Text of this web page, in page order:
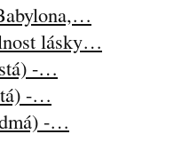
lásky…
-…
-…
-…